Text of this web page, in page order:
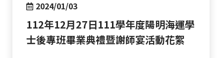
2024/01/03
112年12月27日111學年度陽明海運學
士後專班畢業典禮暨謝師宴活動花絮